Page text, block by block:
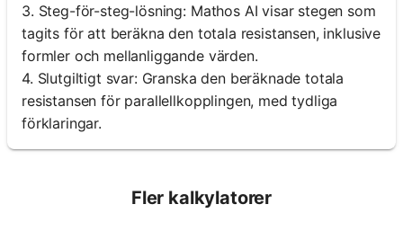
3. Steg-för-steg-lösning: Mathos AI visar stegen som
tagits för att beräkna den totala resistansen, inklusive
formler och mellanliggande värden.
4. Slutgiltigt svar: Granska den beräknade totala
resistansen för parallellkopplingen, med tydliga
förklaringar.
Fler kalkylatorer